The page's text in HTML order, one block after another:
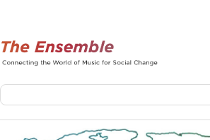
Buscar